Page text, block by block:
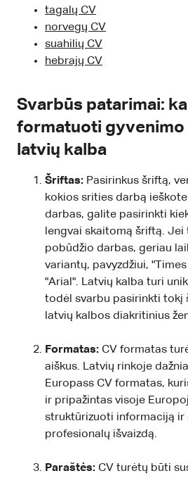
tagalų CV
norvegų CV
suahilių CV
hebrajų CV
Svarbūs patarimai:
formatuoti gyvenimo
latvių kalba
Šriftas: Pasirinkus šriftą,
kokios srities darbą
darbas, galite pasirinkti
lengvai skaitomą šriftą.
pobūdžio darbas, geriau
variantų, pavyzdžiui,
"Arial". Latvių kalba turi
todėl svarbu pasirinkti tokį
latvių kalbos diakritinius
Formatas: CV formatas
aiškus. Latvių rinkoje
Europass CV formatas,
ir pripažintas visoje
struktūrizuoti informaciją ir
profesionalų išvaizdą.
Paraštės: CV turėtų būti